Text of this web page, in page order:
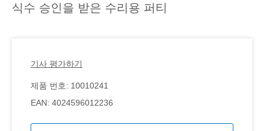
식수 승인을 받은 수리용 퍼티
기사 평가하기
제품 번호: 10010241
EAN: 4024596012236